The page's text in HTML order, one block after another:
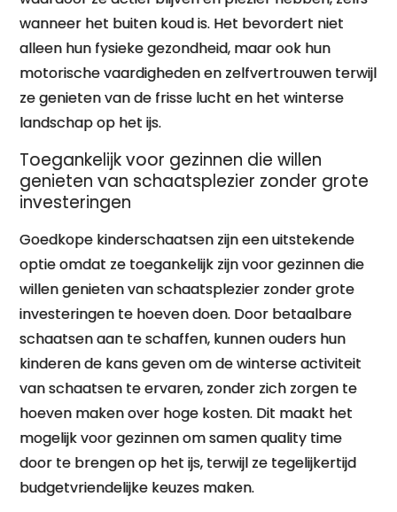
wanneer het buiten koud is. Het bevordert niet
alleen hun fysieke gezondheid, maar ook hun
motorische vaardigheden en zelfvertrouwen terwijl
ze genieten van de frisse lucht en het winterse
landschap op het ijs.
Toegankelijk voor gezinnen die willen
genieten van schaatsplezier zonder grote
investeringen
Goedkope kinderschaatsen zijn een uitstekende
optie omdat ze toegankelijk zijn voor gezinnen die
willen genieten van schaatsplezier zonder grote
investeringen te hoeven doen. Door betaalbare
schaatsen aan te schaffen, kunnen ouders hun
kinderen de kans geven om de winterse activiteit
van schaatsen te ervaren, zonder zich zorgen te
hoeven maken over hoge kosten. Dit maakt het
mogelijk voor gezinnen om samen quality time
door te brengen op het ijs, terwijl ze tegelijkertijd
budgetvriendelijke keuzes maken.